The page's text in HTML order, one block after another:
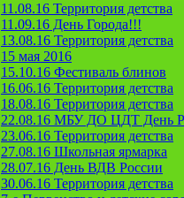
11.08.16 Территория детства
11.09.16 День Города!!!
13.08.16 Территория детства
15 мая 2016
15.10.16 Фестиваль блинов
16.06.16 Территория детства
18.08.16 Территория детства
22.08.16 МБУ ДО ЦДТ День
23.06.16 Территория детства
27.08.16 Школьная ярмарка
28.07.16 День ВДВ России
30.06.16 Территория детства